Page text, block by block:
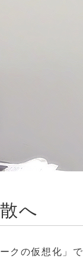
へ
クの仮想化」